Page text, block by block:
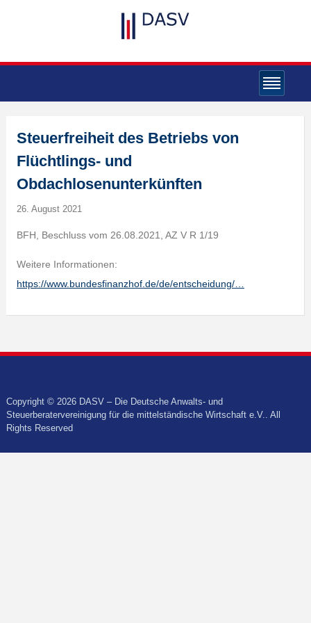
Steuerfreiheit des Betriebs von
Flüchtlings- und
Obdachlosenunterkünften
26. August 2021
BFH, Beschluss vom 26.08.2021, AZ V R 1/19
Weitere Informationen:
https://www.bundesfinanzhof.de/de/entscheidung/…
Copyright © 2026 DASV – Die Deutsche Anwalts- und
Steuerberatervereinigung für die mittelständische Wirtschaft e.V.. All
Rights Reserved